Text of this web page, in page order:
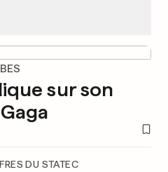
sur son
DU STATEC